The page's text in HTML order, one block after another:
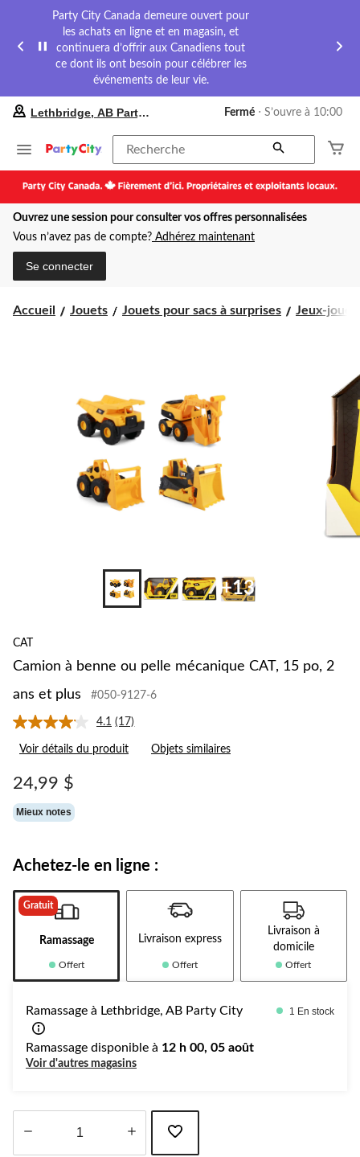
Party City Canada demeure ouvert pour
les achats en ligne et en magasin, et
continuera d’offrir aux Canadiens tout
ce dont ils ont besoin pour célébrer les
événements de leur vie.
préféré
Lethbridge,
Party
City,
courament
Fermé,
pour
Lethbridge, AB Party City Fermé ⋅ S’ouvre à 10:00
Recherche
Ouvrez une session pour consulter vos offres personnalisées
Vous n’avez pas de compte? Adhérez maintenant
Se connecter
Accueil Jouets Jouets pour sacs à surprises Jeux-
+13
CAT
Camion à benne ou pelle mécanique CAT, 15 po, 2
ans et plus
#050-9127-6
4.1 Lire
les
17
(17)
Voir détails du produit Objets similaires
24,99 $
Mieux notes
Achetez-le en ligne :
Gratuit
Ramassage
Offert
Livraison express
Offert
Livraison à
domicile
Offert
Ramassage à Lethbridge, AB Party City 1 En stock
Ramassage disponible à 12 h 00, 05 août
Voir d'autres magasins